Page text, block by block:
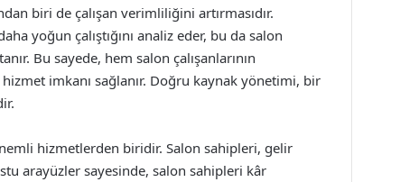
biri de çalışan verimliliğini artırmasıdır.
yoğun çalıştığını analiz eder, bu da salon
Bu sayede, hem salon çalışanlarının
imkanı sağlanır. Doğru kaynak yönetimi, bir
hizmetlerden biridir. Salon sahipleri, gelir
arayüzler sayesinde, salon sahipleri kâr